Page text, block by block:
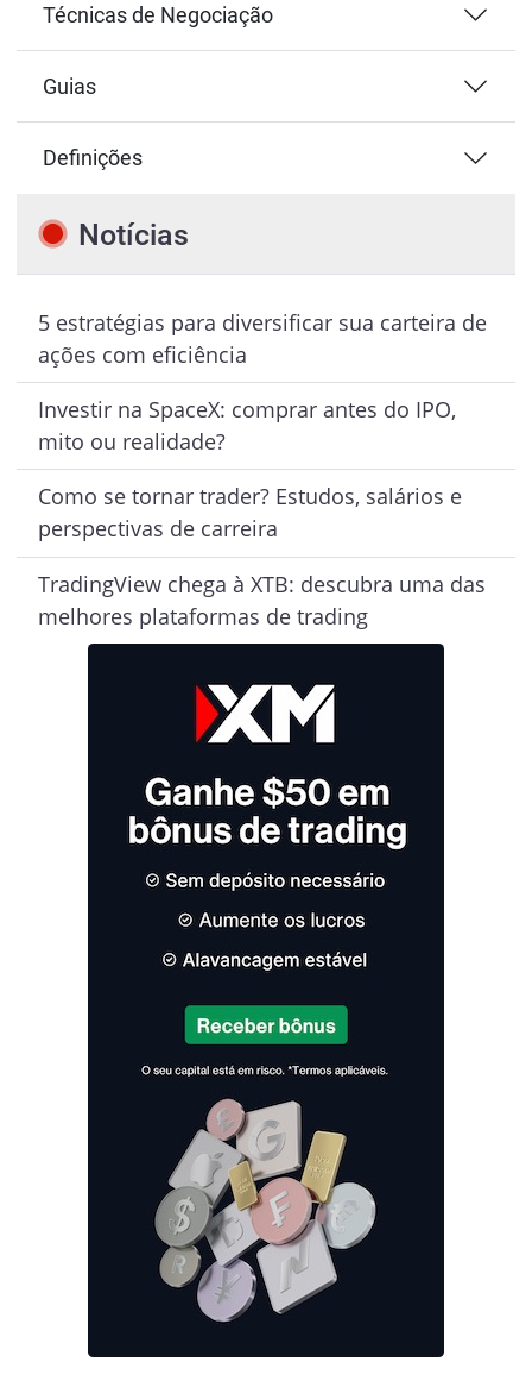
Técnicas de Negociação
Guias
Definições
Notícias
5 estratégias para diversificar sua carteira de
ações com eficiência
Investir na SpaceX: comprar antes do IPO,
mito ou realidade?
Como se tornar trader? Estudos, salários e
perspectivas de carreira
TradingView chega à XTB: descubra uma das
melhores plataformas de trading